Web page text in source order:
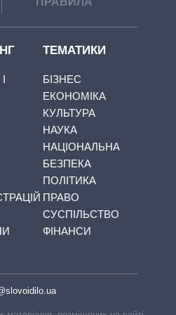
ТЕМАТИКИ
БІЗНЕС
ЕКОНОМІКА
КУЛЬТУРА
НАУКА
НАЦІОНАЛЬНА
БЕЗПЕКА
ПОЛІТИКА
ПРАВО
СУСПІЛЬСТВО
ФІНАНСИ